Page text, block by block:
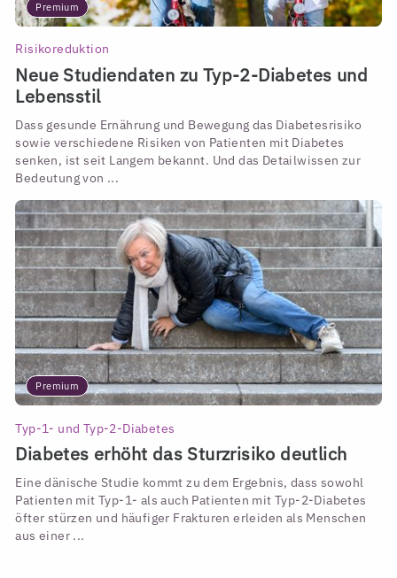
Premium
Risikoreduktion
Neue Studiendaten zu Typ-2-Diabetes und
Lebensstil
Dass gesunde Ernährung und Bewegung das Diabetesrisiko
sowie verschiedene Risiken von Patienten mit Diabetes
senken, ist seit Langem bekannt. Und das Detailwissen zur
Bedeutung von ...
Premium
Typ-1- und Typ-2-Diabetes
Diabetes erhöht das Sturzrisiko deutlich
Eine dänische Studie kommt zu dem Ergebnis, dass sowohl
Patienten mit Typ-1- als auch Patienten mit Typ-2-Diabetes
öfter stürzen und häufiger Frakturen erleiden als Menschen
aus einer ...